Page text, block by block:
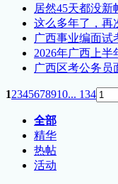
居然45天都没
这么多年了，再
广西事业编面试
2026年广西上半
广西区考公务员
12345678910... 134
全部
精华
热帖
活动